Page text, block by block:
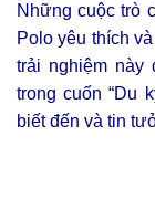
Những cuộc trò
Polo yêu thích
trải nghiệm này
trong cuốn “Du
biết đến và tin